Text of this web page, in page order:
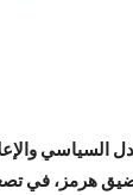
السياسي
هرمز، في